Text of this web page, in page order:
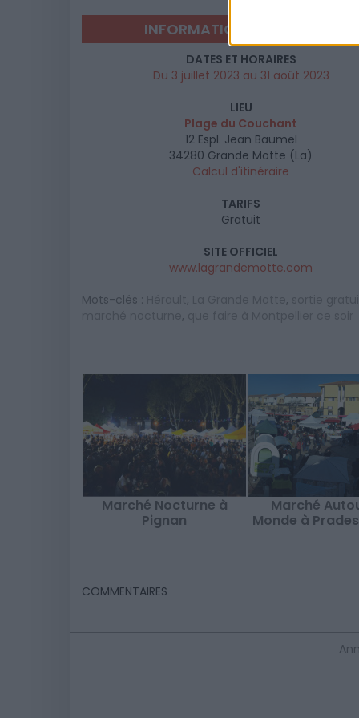
INFORMATIONS PRATIQUES
DATES ET HORAIRES
Du 3 juillet 2023 au 31 août 2023
LIEU
Plage du Couchant
12 Espl. Jean Baumel
34280 Grande Motte (La)
Calcul d'itinéraire
TARIFS
Gratuit
SITE OFFICIEL
www.lagrandemotte.com
Mots-clés : , ,
,
Marché Nocturne à
Pignan
Marché
Monde à
COMMENTAIRES